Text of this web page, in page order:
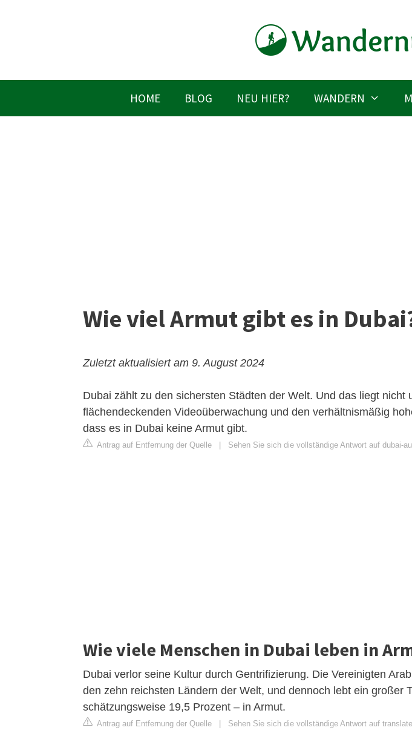
HOME BLOG NEU HIER? WANDERN
Wie viel Armut gibt es in
Zuletzt aktualisiert am 9. August 2024
Dubai zählt zu den sichersten Städten der Welt. Und das liegt nicht
flächendeckenden Videoüberwachung und den verhältnismäßig
dass es in Dubai keine Armut gibt.
Antrag auf Entfernung der Quelle Sehen Sie sich die vollständige Antwort auf dubai-
Wie viele Menschen in Dubai leben in
Dubai verlor seine Kultur durch Gentrifizierung. Die Vereinigten
den zehn reichsten Ländern der Welt, und dennoch lebt ein großer
schätzungsweise 19,5 Prozent – ​​in Armut.
Antrag auf Entfernung der Quelle Sehen Sie sich die vollständige Antwort auf